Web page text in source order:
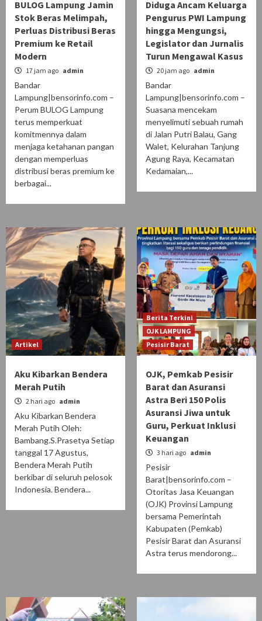
BULOG Lampung Jamin
Stok Beras Melimpah,
Perluas Distribusi Beras
Premium ke Retail
Modern
17 jam ago admin
Bandar
Lampung|bensorinfo.com –
Perum BULOG Lampung
terus memperkuat
komitmennya dalam
menjaga ketahanan pangan
dengan memperluas
distribusi beras premium ke
berbagai...
Diduga Ancam Keluarga
Pengurus PWI Lampung
hingga Mengungsi,
Legislator dan Jurnalis
Turun Mengawal Kasus
20 jam ago admin
Bandar
Lampung|bensorinfo.com –
Suasana mencekam
menyelimuti sebuah rumah
di Jalan Putri Balau, Gang
Walet, Kelurahan Tanjung
Agung Raya, Kecamatan
Kedamaian,...
Artikel
Aku Kibarkan Bendera
Merah Putih
2 hari ago admin
Aku Kibarkan Bendera
Merah Putih ‎Oleh:
Bambang.S.Prasetya ‎Setiap
tanggal 17 Agustus,
Bendera Merah Putih
berkibar di seluruh pelosok
Indonesia. Bendera...
Berita Terkini
OJK LAMPUNG
Pesisir Barat
OJK, Pemkab Pesisir
Barat dan Asuransi
Astra Beri 150 Polis
Asuransi Jiwa untuk
Guru, Perkuat Inklusi
Keuangan
3 hari ago admin
Pesisir
Barat|bensorinfo.com –
Otoritas Jasa Keuangan
(OJK) Provinsi Lampung
bersama Pemerintah
Kabupaten (Pemkab)
Pesisir Barat dan Asuransi
Astra terus mendorong...